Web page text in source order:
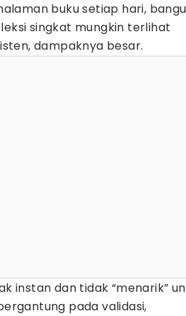
buku setiap hari,
singkat mungkin terlihat
dampaknya besar.
instan dan tidak “menarik”
pada validasi,